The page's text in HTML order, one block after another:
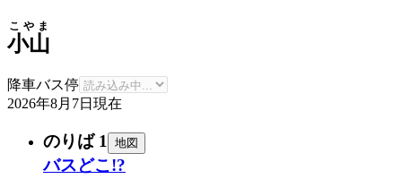
小山
こやま
降車バス停
2026年8月7日 現在
のりば 1 地図
バスどこ!?